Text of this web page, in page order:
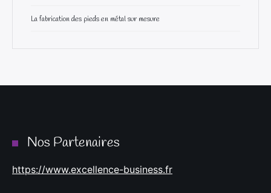
La fabrication des pieds en métal sur mesure
Nos Partenaires
https://www.excellence-business.fr